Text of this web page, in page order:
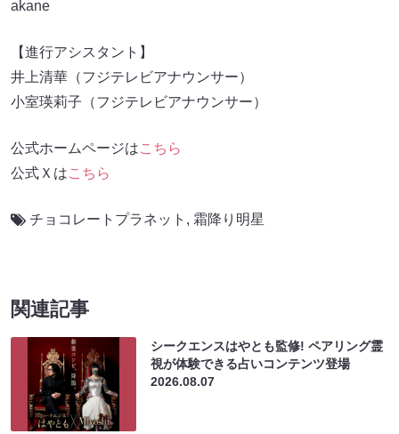
akane
【進行アシスタント】
井上清華（フジテレビアナウンサー）
小室瑛莉子（フジテレビアナウンサー）
公式ホームページはこちら
公式Ｘはこちら
チョコレートプラネット , 霜降り明星
関連記事
シークエンスはやとも監修! ペアリング霊
視が体験できる占いコンテンツ登場
2026.08.07